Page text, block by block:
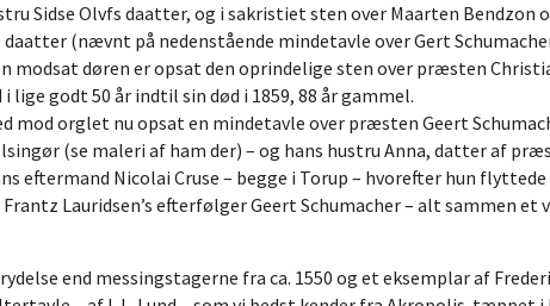
Sidse Olvfs daatter, og i sakristiet sten over Maarten
(nævnt på nedenstående mindetavle over Gert
modsat døren er opsat den oprindelige sten over præsten
godt 50 år indtil sin død i 1859, 88 år gammel.
mod orglet nu opsat en mindetavle over præsten Geert
(se maleri af ham der) – og hans hustru Anna, datter af
eftermand Nicolai Cruse – begge i Torup – hvorefter hun
Lauridsen’s efterfølger Geert Schumacher – alt sammen
end messingstagerne fra ca. 1550 og et eksemplar af